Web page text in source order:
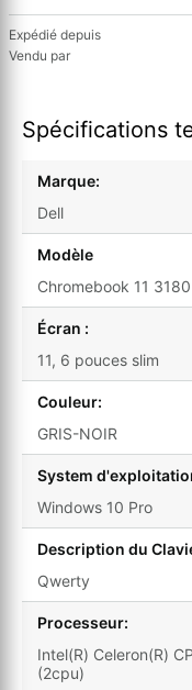
Expédié depuis
Vendu par
Spécifications
Marque:
Dell
Modèle
Chromebook 11 3180
Écran :
11, 6 pouces slim
Couleur:
GRIS-NOIR
System
Windows 10 Pro
Description du
Qwerty
Processeur:
Intel(R) Celeron(R)
(2cpu)